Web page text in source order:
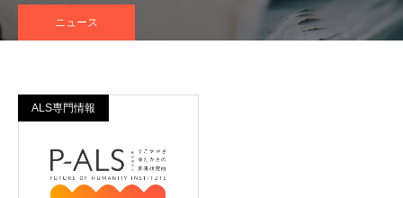
ニュース
ALS専門情報